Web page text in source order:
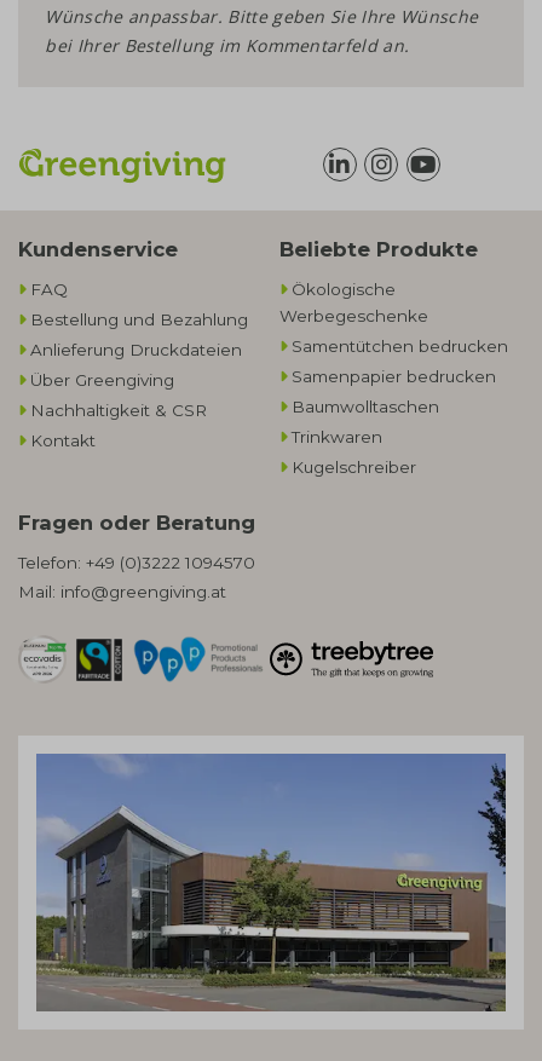
Wünsche anpassbar. Bitte geben Sie Ihre Wünsche
bei Ihrer Bestellung im Kommentarfeld an.
Kundenservice
FAQ
Bestellung und Bezahlung
Anlieferung Druckdateien
Über Greengiving
Nachhaltigkeit & CSR
Kontakt
Beliebte Produkte
Ökologische
Werbegeschenke​
Samentütchen bedrucken
Samenpapier bedrucken
Baumwolltaschen​
Trinkwaren
Kugelschreiber
Fragen oder Beratung
Telefon: +49 (0)3222 1094570
Mail: info@greengiving.at